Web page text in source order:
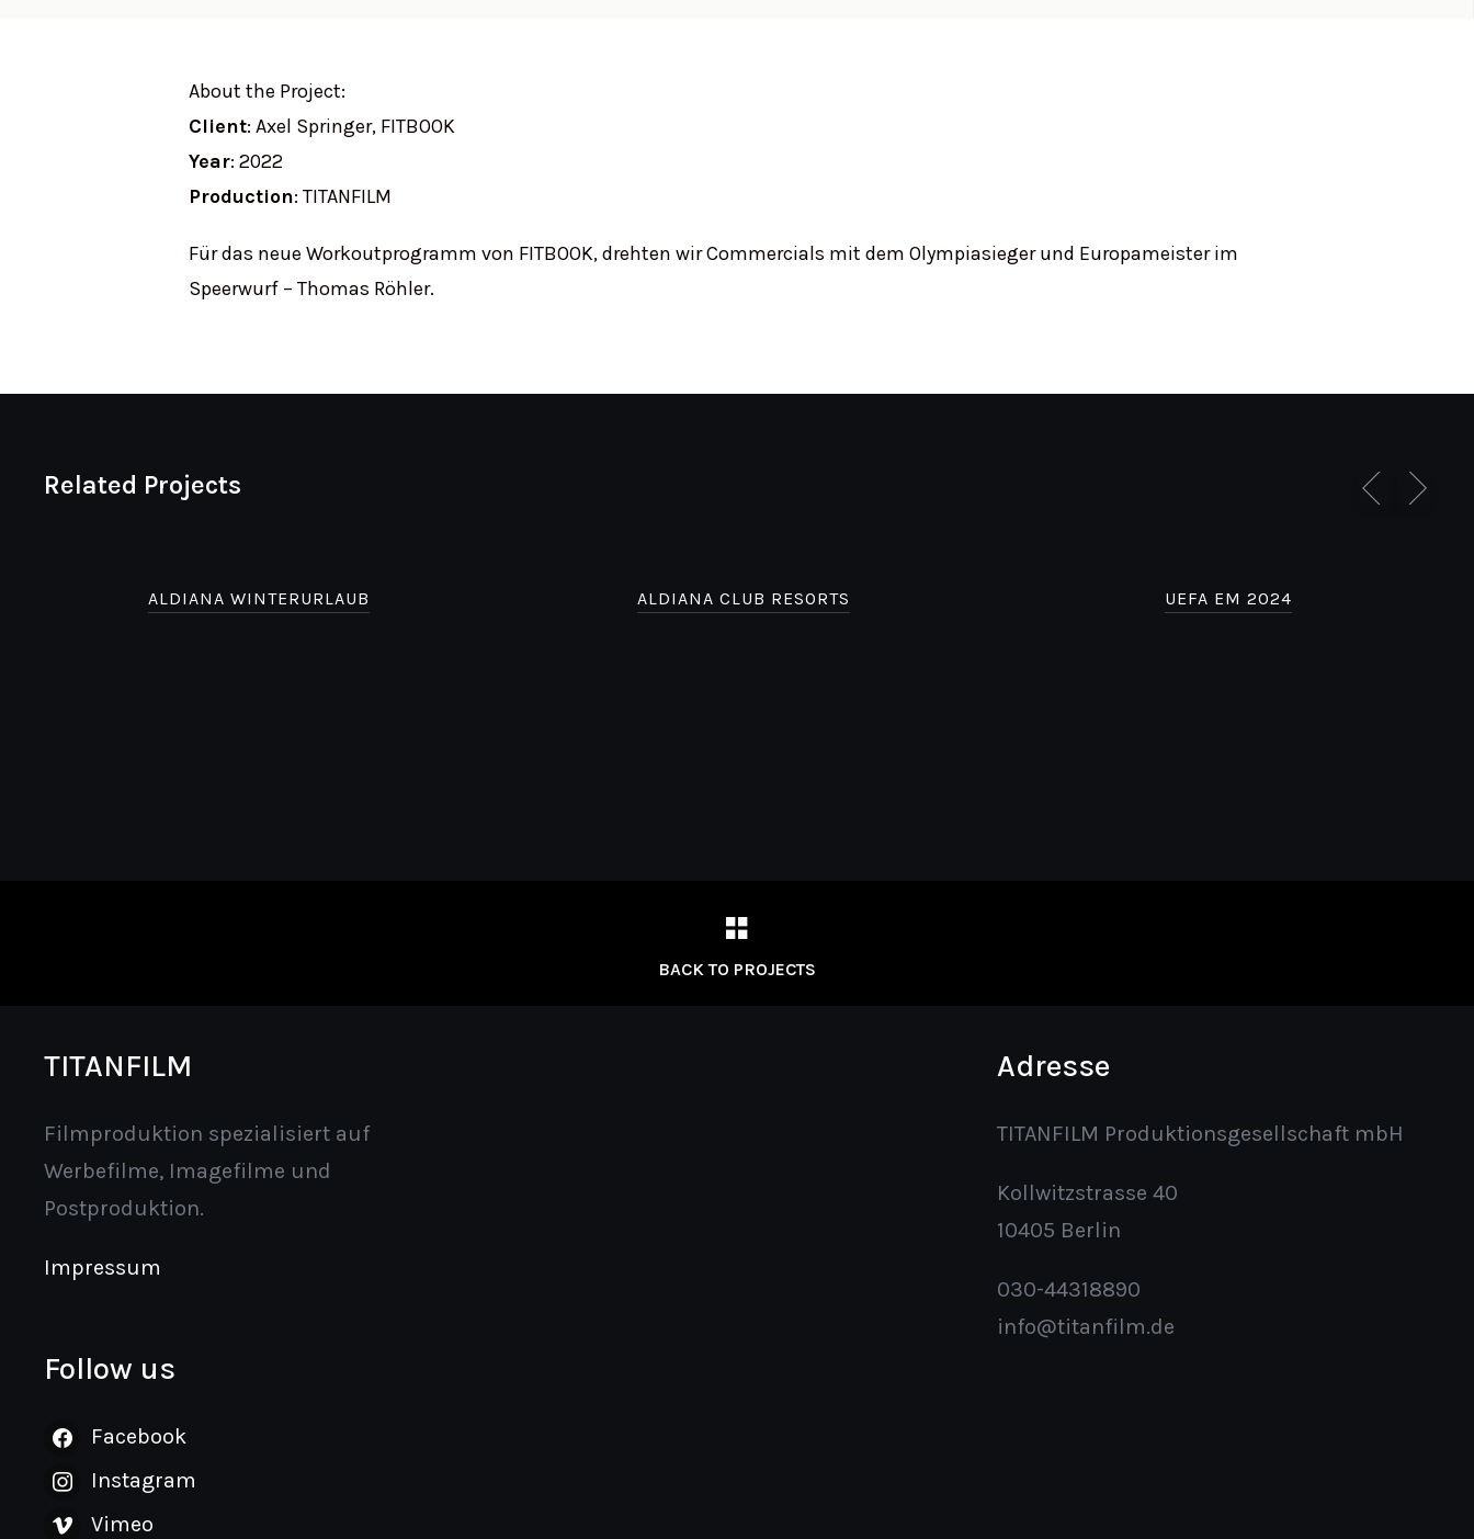
About the Project:
Client: Axel Springer, FITBOOK
Year: 2022
Production: TITANFILM
Für das neue Workoutprogramm von FITBOOK, drehten wir Commercials mit dem Olympiasieger und Europameister im
Speerwurf – Thomas Röhler.
Related Projects
ALDIANA WINTERURLAUB ALDIANA CLUB RESORTS UEFA EM 2024
BACK TO PROJECTS
TITANFILM
Filmproduktion spezialisiert auf
Werbefilme, Imagefilme und
Postproduktion.
Impressum
Follow us
Facebook
Instagram
Vimeo
Adresse
TITANFILM Produktionsgesellschaft mbH
Kollwitzstrasse 40
10405 Berlin
030-44318890
info@titanfilm.de